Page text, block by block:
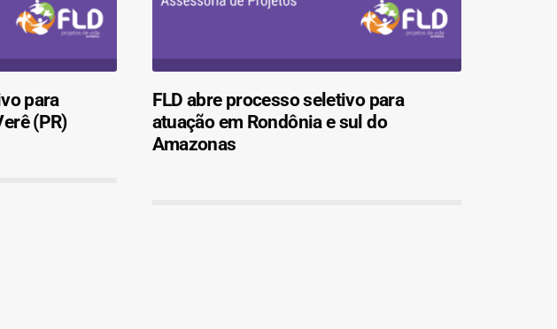
para
(PR)
FLD abre processo seletivo para
atuação em Rondônia e sul do
Amazonas